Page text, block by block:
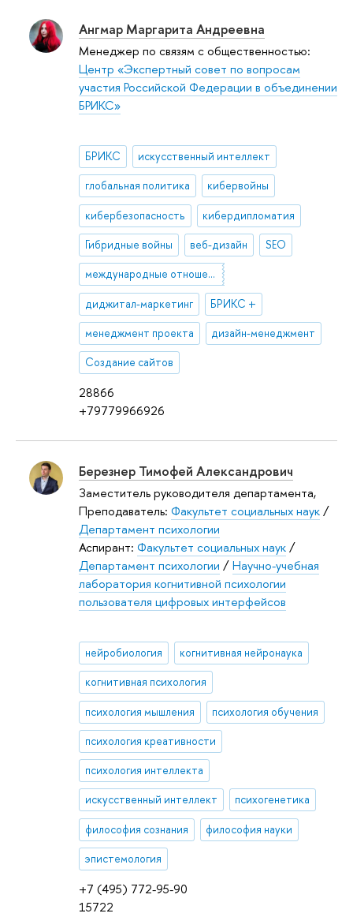
28866
+79779966926
Ангмар Маргарита Андреевна
Менеджер по связям с общественностью:
Центр «Экспертный совет по вопросам
участия Российской Федерации в объединении
БРИКС»
БРИКС искусственный интеллект
глобальная политика кибервойны
кибербезопасность кибердипломатия
Гибридные войны веб-дизайн SEO
международные отношения
диджитал-маркетинг БРИКС +
менеджмент проекта дизайн-менеджмент
Создание сайтов
+7 (495) 772-95-90
15722
Березнер Тимофей Александрович
Заместитель руководителя департамента,
Преподаватель: Факультет социальных наук/
Департамент психологии
Аспирант: Факультет социальных наук/
Департамент психологии /Научно-учебная
лаборатория когнитивной психологии
пользователя цифровых интерфейсов
нейробиология когнитивная нейронаука
когнитивная психология
психология мышления психология обучения
психология креативности
психология интеллекта
искусственный интеллект психогенетика
философия сознания философия науки
эпистемология